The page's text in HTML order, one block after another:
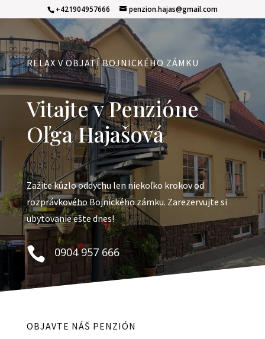
+421904957666 penzion.hajas@gmail.com
RELAX V OBJATÍ BOJNICKÉHO ZÁMKU
Vitajte v Penzióne
Oľga Hajašová
Zažite kúzlo oddychu len niekoľko krokov od
rozprávkového Bojnického zámku. Zarezervujte si
ubytovanie ešte dnes!
 0904 957 666
OBJAVTE NÁŠ PENZIÓN